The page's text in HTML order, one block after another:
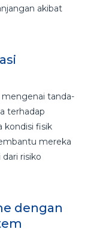
akibat
mengenai tanda-
terhadap
kondisi fisik
mereka
risiko
dengan